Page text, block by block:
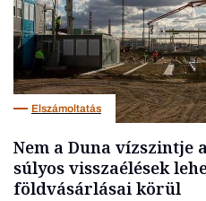
Elszámoltatás
Nem a Duna vízszintje
súlyos visszaélések
földvásárlásai körül